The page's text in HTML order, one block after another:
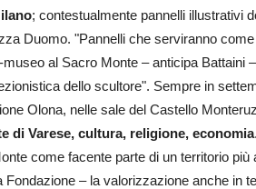
; contestualmente pannelli illustrativi
Duomo. "Pannelli che serviranno
al Sacro Monte – anticipa Battaini
dello scultore". Sempre in
Olona, nelle sale del Castello
di Varese, cultura, religione, economia
come facente parte di un territorio
Fondazione – la valorizzazione anche in